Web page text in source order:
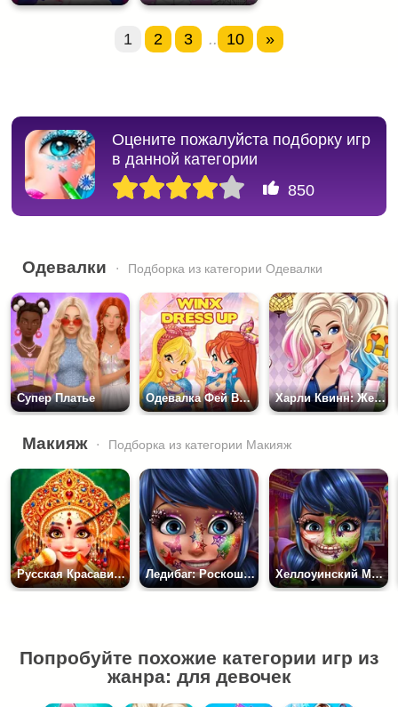
1 2 3 .. 10 »
Оцените пожалуйста подборку игр
в данной категории
850
Одевалки Подборка из категории Одевалки
смотреть все...
Супер Платье Одевалка Фей Винкс Харли Квинн: Женская Сила
Макияж Подборка из категории Макияж
смотреть все...
Русская Красавица: Терем красоты Ледибаг: Роскошный Макияж Хеллоуинский Макияж
Попробуйте похожие категории игр из
жанра: для девочек